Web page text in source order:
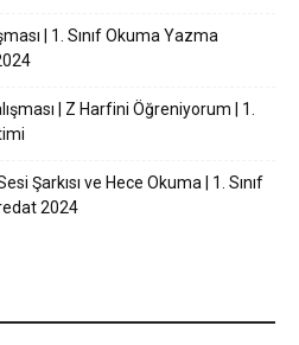
| 1. Sınıf Okuma Yazma
| Z Harfini Öğreniyorum | 1.
Şarkısı ve Hece Okuma | 1. Sınıf
2024